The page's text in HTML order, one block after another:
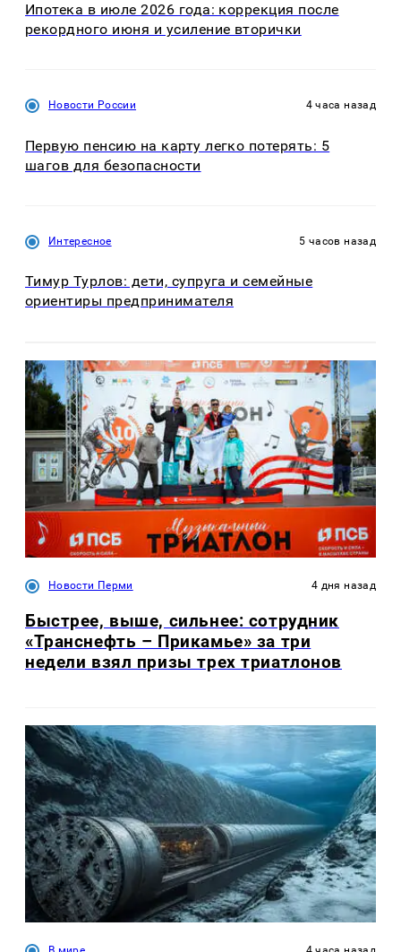
Ипотека в июле 2026 года: коррекция после
рекордного июня и усиление вторички
Новости России 4 часа назад
Первую пенсию на карту легко потерять: 5
шагов для безопасности
Интересное 5 часов назад
Тимур Турлов: дети, супруга и семейные
ориентиры предпринимателя
Новости Перми 4 дня назад
Быстрее, выше, сильнее: сотрудник
«Транснефть – Прикамье» за три
недели взял призы трех триатлонов